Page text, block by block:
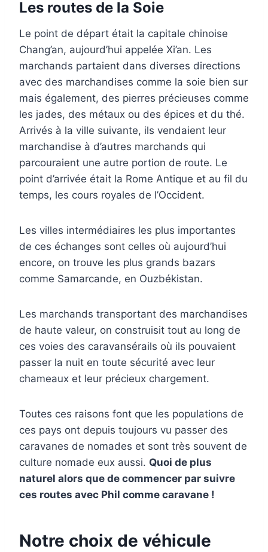
Les routes de la Soie
Le point de départ était la capitale chinoise
Chang’an, aujourd’hui appelée Xi’an. Les
marchands partaient dans diverses directions
avec des marchandises comme la soie bien sur
mais également, des pierres précieuses comme
les jades, des métaux ou des épices et du thé.
Arrivés à la ville suivante, ils vendaient leur
marchandise à d’autres marchands qui
parcouraient une autre portion de route. Le
point d’arrivée était la Rome Antique et au fil du
temps, les cours royales de l’Occident.
Les villes intermédiaires les plus importantes
de ces échanges sont celles où aujourd’hui
encore, on trouve les plus grands bazars
comme Samarcande, en Ouzbékistan.
Les marchands transportant des marchandises
de haute valeur, on construisit tout au long de
ces voies des caravansérails où ils pouvaient
passer la nuit en toute sécurité avec leur
chameaux et leur précieux chargement.
Toutes ces raisons font que les populations de
ces pays ont depuis toujours vu passer des
caravanes de nomades et sont très souvent de
culture nomade eux aussi. Quoi de plus
naturel alors que de commencer par suivre
ces routes avec Phil comme caravane !
Notre choix de véhicule